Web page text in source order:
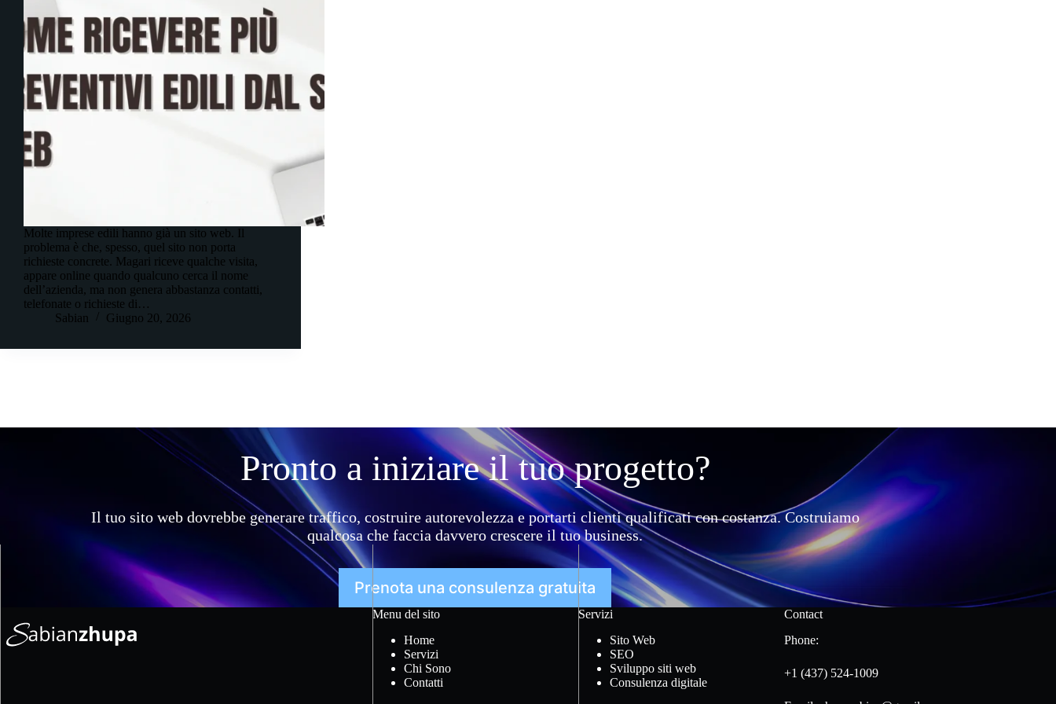
Molte imprese edili hanno già un sito web. Il
problema è che, spesso, quel sito non porta
richieste concrete. Magari riceve qualche visita,
appare online quando qualcuno cerca il nome
dell’azienda, ma non genera abbastanza contatti,
telefonate o richieste di…
Sabian
Giugno 20, 2026
Pronto a iniziare il tuo progetto?
Il tuo sito web dovrebbe generare traffico, costruire autorevolezza e portarti clienti qualificati con costanza. Costruiamo
qualcosa che faccia davvero crescere il tuo business.
Prenota una consulenza gratuita
Menu del sito
Home
Servizi
Chi Sono
Contatti
Servizi
Sito Web
SEO
Sviluppo siti web
Consulenza digitale
Contact
Phone:
+1 (437) 524-1009